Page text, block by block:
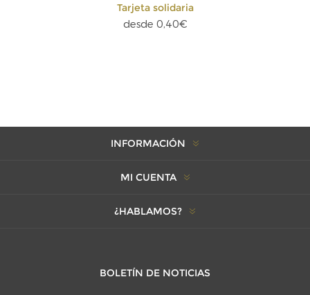
Tarjeta solidaria
desde 0,40€
INFORMACIÓN
MI CUENTA
¿HABLAMOS?
BOLETÍN DE NOTICIAS